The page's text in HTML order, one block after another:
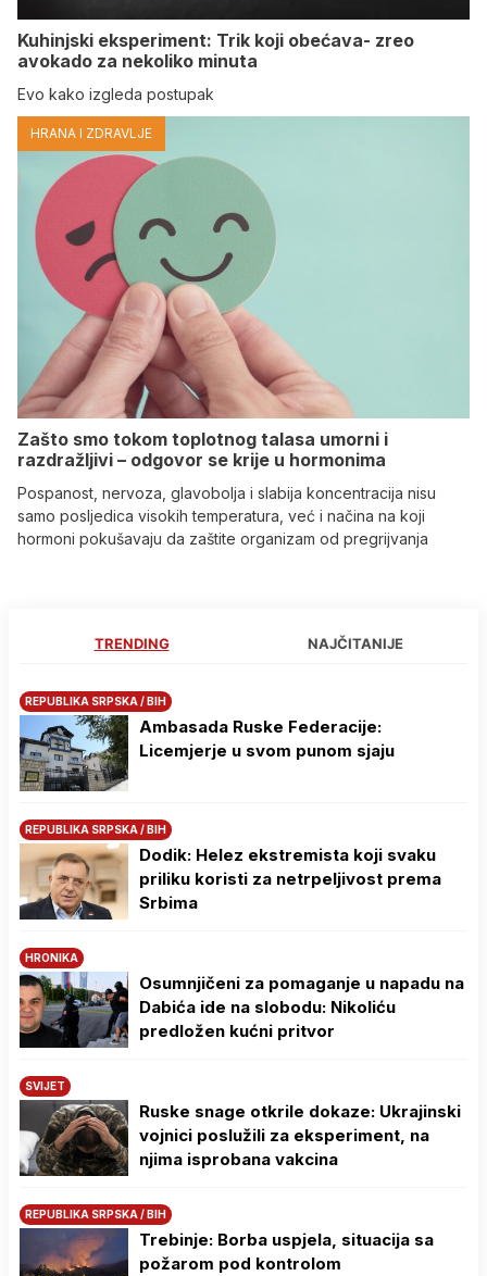
Kuhinjski eksperiment: Trik koji obećava- zreo
avokado za nekoliko minuta
Evo kako izgleda postupak
HRANA I ZDRAVLJE
Zašto smo tokom toplotnog talasa umorni i
razdražljivi – odgovor se krije u hormonima
Pospanost, nervoza, glavobolja i slabija koncentracija nisu
samo posljedica visokih temperatura, već i načina na koji
hormoni pokušavaju da zaštite organizam od pregrijvanja
TRENDING NAJČITANIJE
REPUBLIKA SRPSKA / BIH
Ambasada Ruske Federacije:
Licemjerje u svom punom sjaju
REPUBLIKA SRPSKA / BIH
Dodik: Helez ekstremista koji svaku
priliku koristi za netrpeljivost prema
Srbima
HRONIKA
Osumnjičeni za pomaganje u napadu na
Dabića ide na slobodu: Nikoliću
predložen kućni pritvor
SVIJET
Ruske snage otkrile dokaze: Ukrajinski
vojnici poslužili za eksperiment, na
njima isprobana vakcina
REPUBLIKA SRPSKA / BIH
Trebinje: Borba uspjela, situacija sa
požarom pod kontrolom